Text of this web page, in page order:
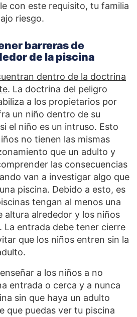
con este requisito, tu familia
riesgo.
barreras de
de la piscina
dentro de la doctrina
. La doctrina del peligro
a los propietarios por
un niño dentro de su
el niño es un intruso. Esto
no tienen las mismas
que un adulto y
las consecuencias
van a investigar algo que
piscina. Debido a esto, es
tengan al menos una
altura alrededor y los niños
La entrada debe tener cierre
que los niños entren sin la
a los niños a no
entrada o cerca y a nunca
sin que haya un adulto
que puedas ver tu piscina